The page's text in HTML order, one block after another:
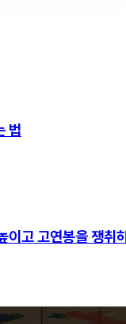
법
이고 고연봉을 쟁취